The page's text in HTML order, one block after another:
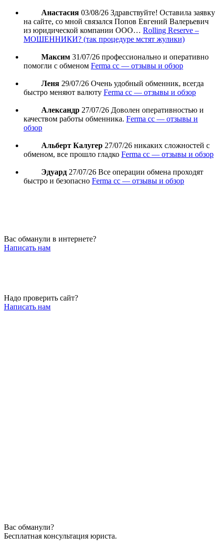
Анастасия 03/08/26 Здравствуйте! Оставила заявку
на сайте, со мной связался Попов Евгений Валерьевич
из юридической компании ООО… Rolling Reserve –
МОШЕННИКИ? (так процедуре мстят жулики)
Максим 31/07/26 профессионально и оперативно
помогли с обменом Ferma cc — отзывы и обзор
Леня 29/07/26 Очень удобный обменник, всегда
быстро меняют валюту Ferma cc — отзывы и обзор
Александр 27/07/26 Доволен оперативностью и
качеством работы обменника. Ferma cc — отзывы и
обзор
Альберт Калугер 27/07/26 никаких сложностей с
обменом, все прошло гладко Ferma cc — отзывы и обзор
Эдуард 27/07/26 Все операции обмена проходят
быстро и безопасно Ferma cc — отзывы и обзор
Вас обманули в интернете?
Написать нам
Надо проверить сайт?
Написать нам
Вас обманули?
Бесплатная консультация юриста.